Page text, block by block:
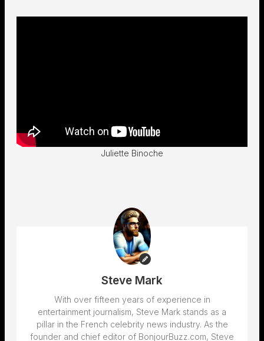
Juliette Binoche
Steve Mark
With over fifteen years of experience in
entertainment journalism, Steve Mark stands as a
pillar in the French celebrity news industry. As the
founder and chief editor of BonjourBuzz.com, Steve